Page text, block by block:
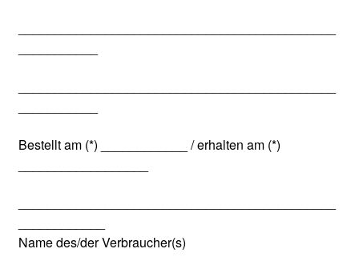
Bestellt am (*) ____________ / erhalten am (*)
Name des/der Verbraucher(s)